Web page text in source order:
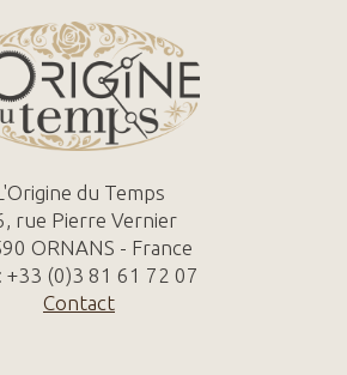
du Temps
rue Pierre Vernier
ORNANS - France
+33 (0)3 81 61 72 07
Contact